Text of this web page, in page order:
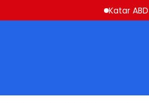
Katar ABD İran